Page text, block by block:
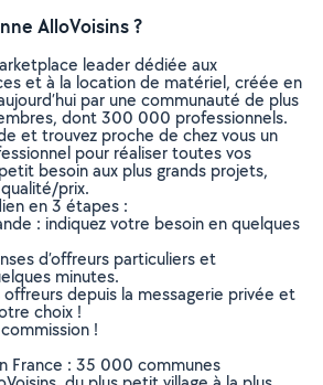
AlloVoisins ?
leader dédiée aux
et à la location de matériel, créée en
par une communauté de plus
dont 300 000 professionnels.
et trouvez proche de chez vous un
pour réaliser toutes vos
besoin aux plus grands projets,
prix.
en 3 étapes :
: indiquez votre besoin en quelques
d’offreurs particuliers et
minutes.
offreurs depuis la messagerie privée et
choix !
!
France : 35 000 communes